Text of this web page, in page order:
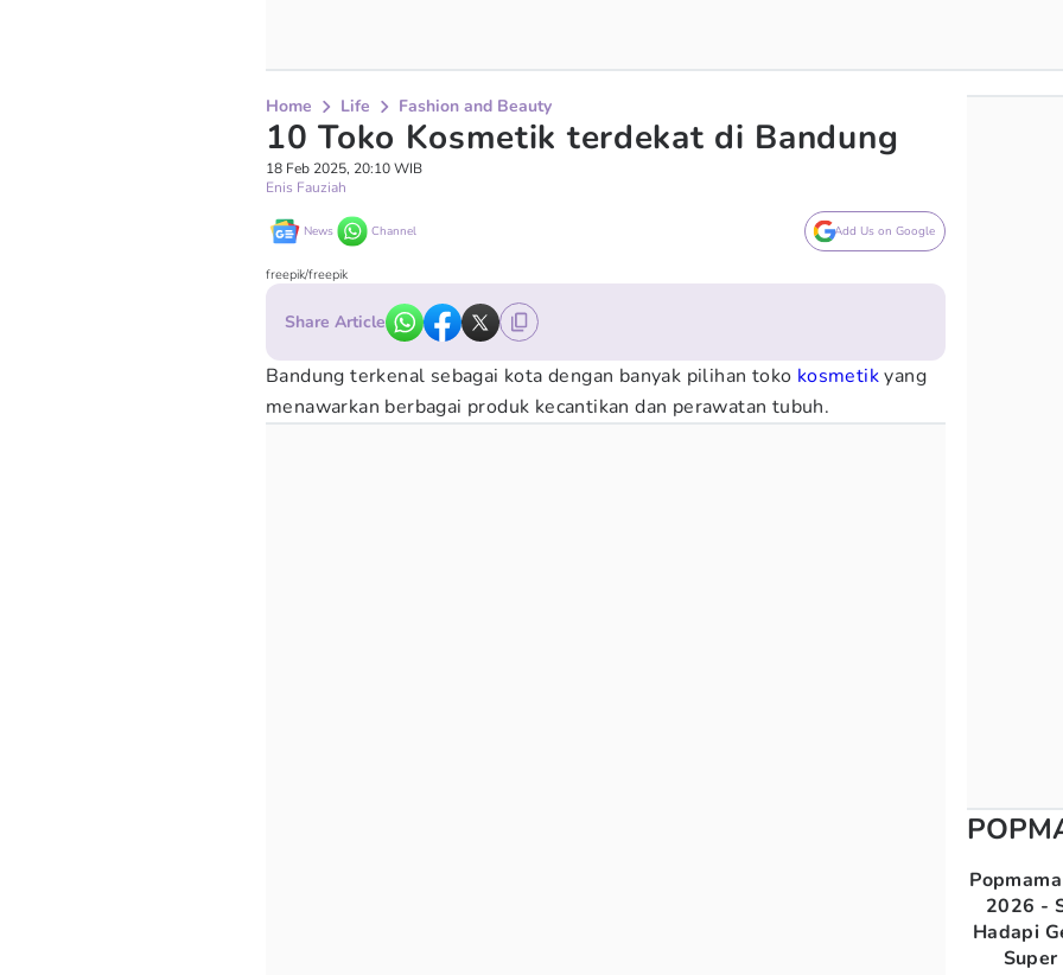
Home Life Fashion and Beauty
10 Toko Kosmetik terdekat di Bandung
18 Feb 2025, 20:10 WIB
Enis Fauziah
News Channel Add Us on Google
freepik/freepik
Share Article
Bandung terkenal sebagai kota dengan banyak pilihan toko kosmetikyang
menawarkan berbagai produk kecantikan dan perawatan tubuh.
2026 -
Hadapi